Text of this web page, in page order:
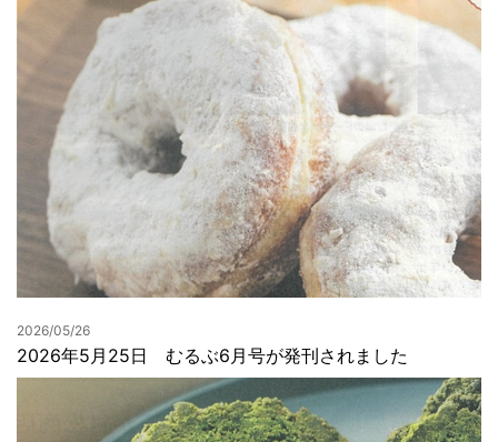
2026/05/26
2026年5月25日 むるぶ6月号が発刊されました